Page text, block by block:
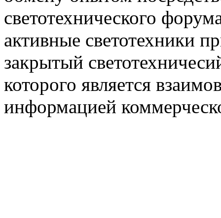
светотехнического
активные светотехники
закрытый
которого является
информацией